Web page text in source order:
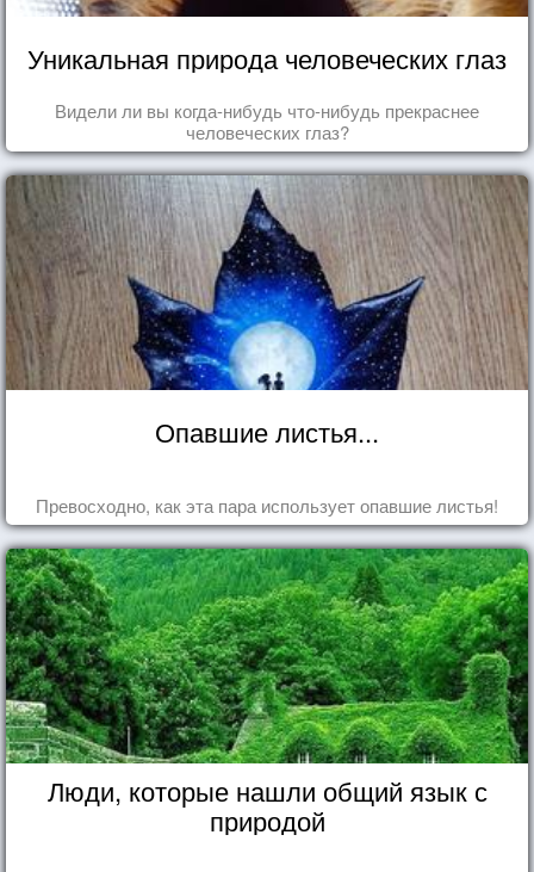
Уникальная природа человеческих глаз
Видели ли вы когда-нибудь что-нибудь прекраснее
человеческих глаз?
Опавшие листья...
Превосходно, как эта пара использует опавшие листья!
Люди, которые нашли общий язык с
природой